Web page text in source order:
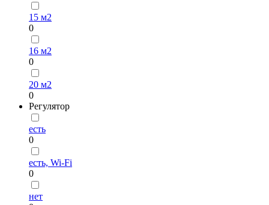
15 м2
0
16 м2
0
20 м2
0
Регулятор
есть
0
есть, Wi-Fi
0
нет